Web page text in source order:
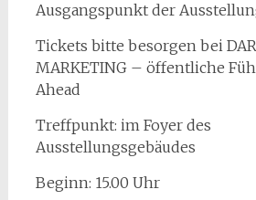
Ausgangspunkt der
Tickets bitte besorgen bei
MARKETING – öffentliche
Ahead
Treffpunkt: im Foyer des
Ausstellungsgebäudes
Beginn: 15.00 Uhr